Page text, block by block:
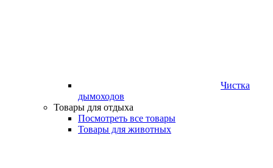
Чистка
дымоходов
Товары для отдыха
Посмотреть все товары
Товары для животных